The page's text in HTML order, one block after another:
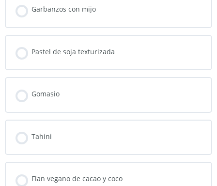
Garbanzos con mijo
Pastel de soja texturizada
Gomasio
Tahini
Flan vegano de cacao y coco